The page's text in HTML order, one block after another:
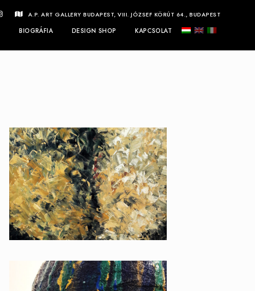
A.P. ART GALLERY BUDAPEST, VIII. JÓZSEF KÖRÚT 64., BUDAPEST
BIOGRÁFIA DESIGN SHOP KAPCSOLAT
EREDET I (2002) -
PÜSPÖK ANITA